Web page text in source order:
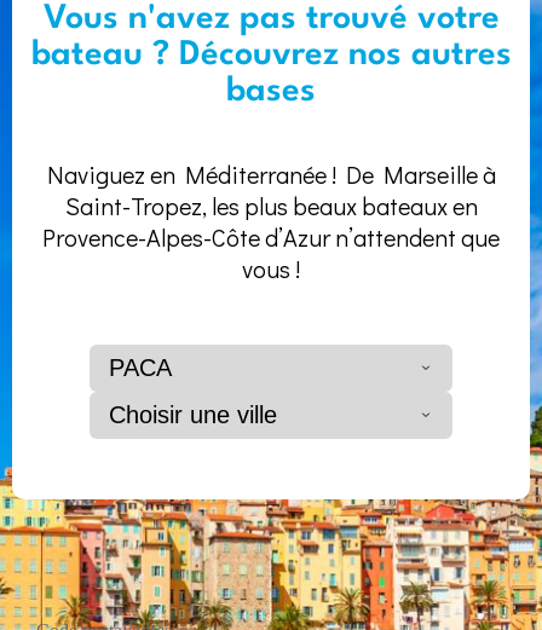
Vous n'avez pas trouvé votre
bateau ? Découvrez nos autres
bases
Naviguez en Méditerranée ! De Marseille à
Saint-Tropez, les plus beaux bateaux en
Provence-Alpes-Côte d’Azur n’attendent que
vous !
PACA
Choisir une ville